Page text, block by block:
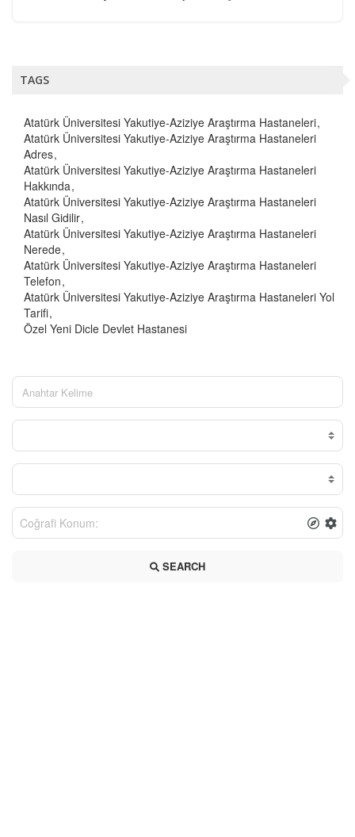
TAGS
Atatürk Üniversitesi Yakutiye-Aziziye Araştırma Hastaneleri
Atatürk Üniversitesi Yakutiye-Aziziye Araştırma Hastaneleri
Adres
Atatürk Üniversitesi Yakutiye-Aziziye Araştırma Hastaneleri
Hakkında
Atatürk Üniversitesi Yakutiye-Aziziye Araştırma Hastaneleri
Nasıl Gidilir
Atatürk Üniversitesi Yakutiye-Aziziye Araştırma Hastaneleri
Nerede
Atatürk Üniversitesi Yakutiye-Aziziye Araştırma Hastaneleri
Telefon
Atatürk Üniversitesi Yakutiye-Aziziye Araştırma Hastaneleri Yol
Tarifi
Özel Yeni Dicle Devlet Hastanesi
SEARCH